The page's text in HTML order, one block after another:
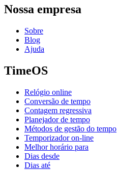
Nossa empresa
Sobre
Blog
Ajuda
TimeOS
Relógio online
Conversão de tempo
Contagem regressiva
Planejador de tempo
Métodos de gestão do tempo
Temporizador on-line
Melhor horário para
Dias desde
Dias até